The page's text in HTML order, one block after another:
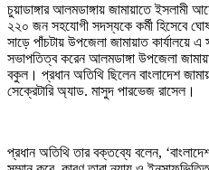
চুয়াডাঙ্গার আলমডাঙ্গায় জামায়াতে
২২০ জন সহযোগী সদস্যকে কর্মী হিসেবে
সাড়ে পাঁচটায় উপজেলা জামায়াত কার্যালয়ে
সভাপতিত্ব করেন আলমডাঙ্গা উপজেলা
বকুল। প্রধান অতিথি ছিলেন বাংলাদেশ
সেক্রেটারি অ্যাড. মাসুদ পারভেজ রাসেল।
প্রধান অতিথি তার বক্তব্যে বলেন,